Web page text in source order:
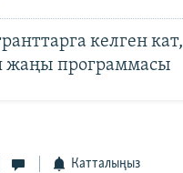
келген кат,
жаңы программасы
Катталыңыз